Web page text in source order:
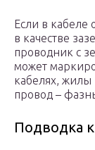
Если в кабеле
в качестве
проводник с
может
кабелях,
провод –
Подводка